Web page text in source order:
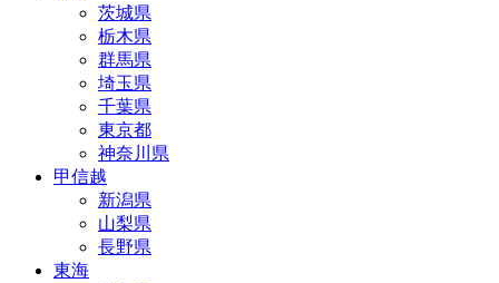
茨城県
栃木県
群馬県
埼玉県
千葉県
東京都
神奈川県
甲信越
新潟県
山梨県
長野県
東海